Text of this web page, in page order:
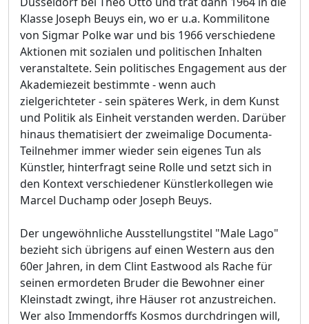
Klasse Joseph Beuys ein, wo er u.a. Kommilitone
von Sigmar Polke war und bis 1966 verschiedene
Aktionen mit sozialen und politischen Inhalten
veranstaltete. Sein politisches Engagement aus der
Akademiezeit bestimmte - wenn auch
zielgerichteter - sein späteres Werk, in dem Kunst
und Politik als Einheit verstanden werden. Darüber
hinaus thematisiert der zweimalige Documenta-
Teilnehmer immer wieder sein eigenes Tun als
Künstler, hinterfragt seine Rolle und setzt sich in
den Kontext verschiedener Künstlerkollegen wie
Marcel Duchamp oder Joseph Beuys.
Der ungewöhnliche Ausstellungstitel "Male Lago"
bezieht sich übrigens auf einen Western aus den
60er Jahren, in dem Clint Eastwood als Rache für
seinen ermordeten Bruder die Bewohner einer
Kleinstadt zwingt, ihre Häuser rot anzustreichen.
Wer also Immendorffs Kosmos durchdringen will,